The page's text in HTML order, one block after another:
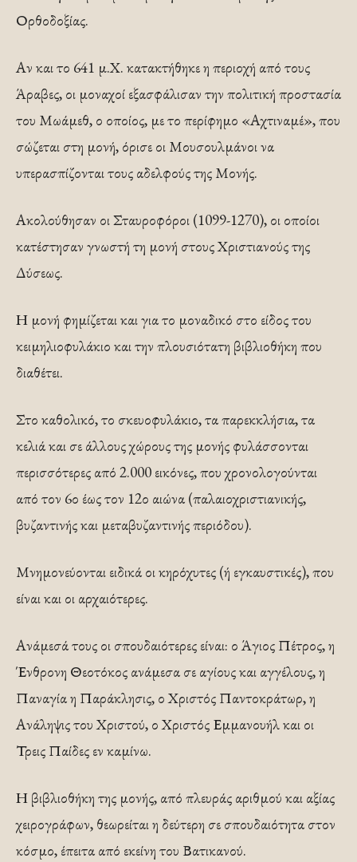
Ορθοδοξίας.
Αν και το 641 μ.Χ. κατακτήθηκε η περιοχή από τους
Άραβες, οι μοναχοί εξασφάλισαν την πολιτική προστασία
του Μωάμεθ, ο οποίος, με το περίφημο «Αχτιναμέ», που
σώζεται στη μονή, όρισε οι Μουσουλμάνοι να
υπερασπίζονται τους αδελφούς της Μονής.
Ακολούθησαν οι Σταυροφόροι (1099-1270), οι οποίοι
κατέστησαν γνωστή τη μονή στους Χριστιανούς της
Δύσεως.
Η μονή φημίζεται και για το μοναδικό στο είδος του
κειμηλιοφυλάκιο και την πλουσιότατη βιβλιοθήκη που
διαθέτει.
Στο καθολικό, το σκευοφυλάκιο, τα παρεκκλήσια, τα
κελιά και σε άλλους χώρους της μονής φυλάσσονται
περισσότερες από 2.000 εικόνες, που χρονολογούνται
από τον 6ο έως τον 12ο αιώνα (παλαιοχριστιανικής,
βυζαντινής και μεταβυζαντινής περιόδου).
Μνημονεύονται ειδικά οι κηρόχυτες (ή εγκαυστικές), που
είναι και οι αρχαιότερες.
Ανάμεσά τους οι σπουδαιότερες είναι: ο Άγιος Πέτρος, η
Ένθρονη Θεοτόκος ανάμεσα σε αγίους και αγγέλους, η
Παναγία η Παράκλησις, ο Χριστός Παντοκράτωρ, η
Ανάληψις του Χριστού, ο Χριστός Εμμανουήλ και οι
Τρεις Παίδες εν καμίνω.
Η βιβλιοθήκη της μονής, από πλευράς αριθμού και αξίας
χειρογράφων, θεωρείται η δεύτερη σε σπουδαιότητα στον
κόσμο, έπειτα από εκείνη του Βατικανού.